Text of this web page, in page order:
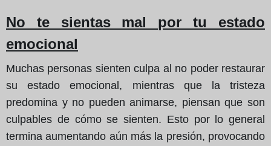
No te sientas mal por tu estado
emocional
Muchas personas sienten culpa al no poder restaurar
su estado emocional, mientras que la tristeza
predomina y no pueden animarse, piensan que son
culpables de cómo se sienten. Esto por lo general
termina aumentando aún más la presión, provocando